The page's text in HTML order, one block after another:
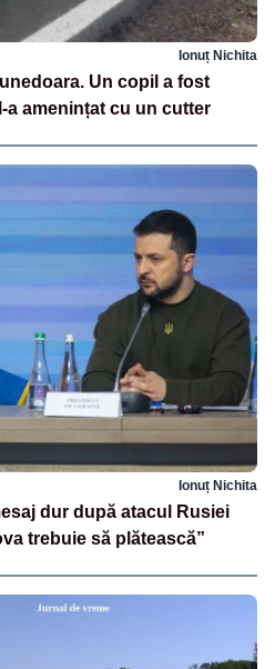
Ionuț Nichita
Un copil a fost
a amenințat cu un cutter
Ionuț Nichita
dur după atacul Rusiei
trebuie să plătească”